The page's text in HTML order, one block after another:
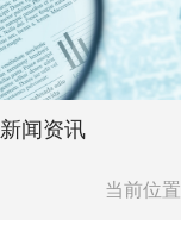
新闻资讯
当前位置